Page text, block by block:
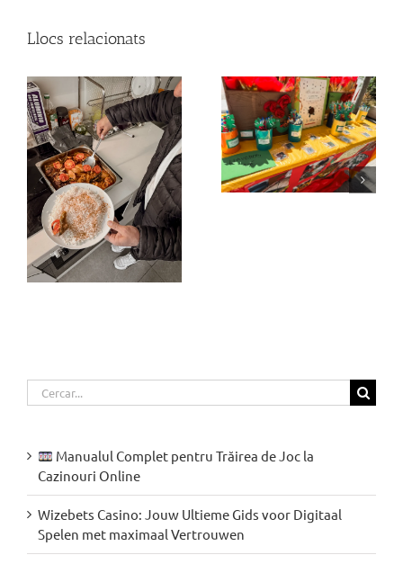
Llocs relacionats
Moments que parlen
per si sols…
El terrat de Moragas
Cerca
…
Manualul Complet pentru Trăirea de Joc la
Cazinouri Online
Wizebets Casino: Jouw Ultieme Gids voor Digitaal
Spelen met maximaal Vertrouwen